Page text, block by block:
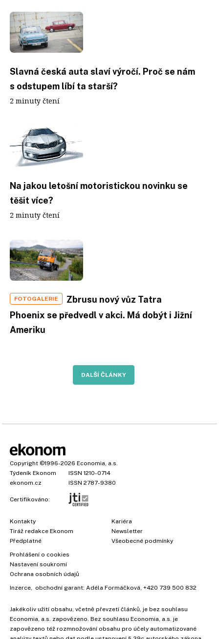
Slavná česká auta slaví výročí. Proč se nám
s odstupem líbí ta starší?
2 minuty čtení
Na jakou letošní motoristickou novinku se
těšit více?
2 minuty čtení
FOTOGALERIE
Zbrusu nový vůz Tatra
Phoenix se předvedl v akci. Má dobýt i Jižní
Ameriku
DALŠÍ ČLÁNKY
Copyright ©1996-2026 Economia, a.s.
Týdeník Ekonom
ISSN 1210-0714
ekonom.cz
ISSN 2787-9380
Certifikováno:
Kontakty
Tiráž redakce Ekonom
Předplatné
Kariéra
Newsletter
Všeobecné podmínky
Prohlášení o cookies
Nastavení soukromí
Ochrana osobních údajů
Inzerce, obchodní garant: Adéla Formáčková, +420 739 500 832
Jakékoliv užití obsahu, včetně převzetí článků, je bez souhlasu
Economia, a.s. zapovězeno. Bez souhlasu Economia, a.s. je
zapovězeno též rozmnožování obsahu pro účely automatizované